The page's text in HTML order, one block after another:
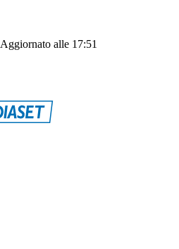
Aggiornato alle 17:51